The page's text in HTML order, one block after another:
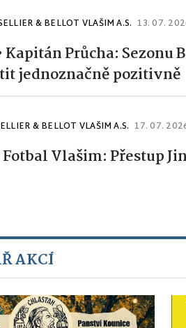
& BELLOT VLAŠIM A.S. 13. 07.
Kapitán Průcha: Sezonu
jednoznačně pozitivně
& BELLOT VLAŠIM A.S. 17. 07.
Fotbal Vlašim: Přestup
AKCÍ